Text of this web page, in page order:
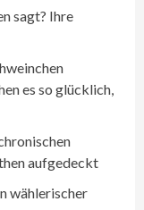
sagt? Ihre
es so glücklich,
aufgedeckt
wählerischer